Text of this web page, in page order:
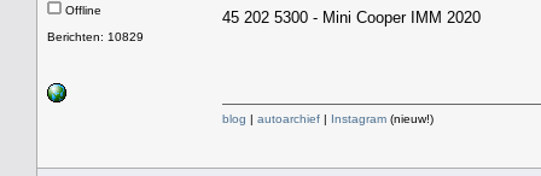
Offline
Berichten: 10829
45 202 5300 - Mini Cooper IMM 2020
blog | autoarchief | Instagram (nieuw!)